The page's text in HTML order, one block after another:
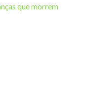
que morrem